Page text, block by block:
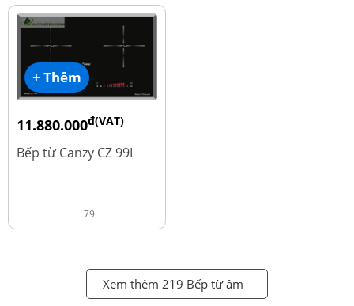
+ Thêm
11.880.000đ(VAT)
Bếp từ Canzy CZ 99I
79
Xem thêm 219 Bếp từ âm